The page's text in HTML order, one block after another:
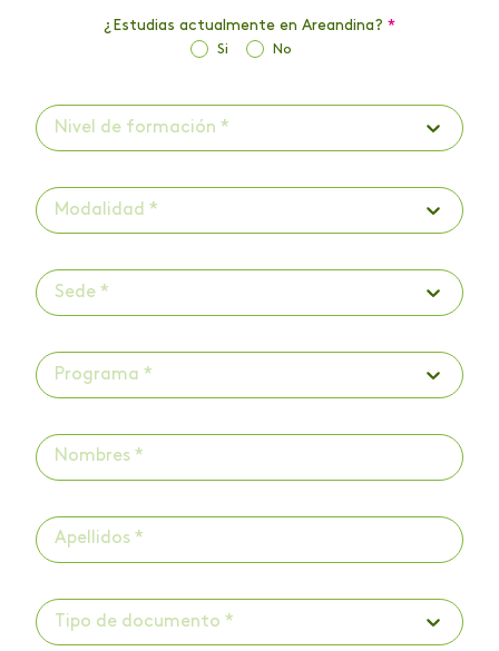
¿Estudias actualmente en Areandina? *
Si No
Nivel de formación *
Modalidad *
Sede *
Programa *
Tipo de documento *